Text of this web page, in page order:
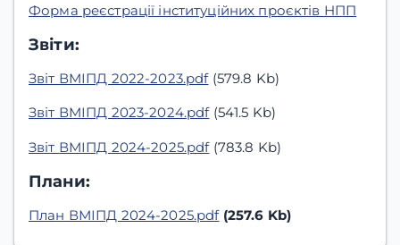
Форма реєстрації інституційних проєктів НПП
Звіти:
Звіт ВМІПД 2022-2023.pdf(579.8 Kb)
Звіт ВМІПД 2023-2024.pdf(541.5 Kb)
Звіт ВМІПД 2024-2025.pdf(783.8 Kb)
Плани:
План ВМІПД 2024-2025.pdf(257.6 Kb)